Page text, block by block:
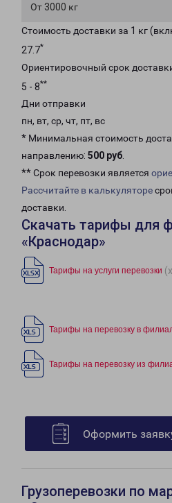
От 3000 кг
Стоимость доставки за 1 кг
27.7*
Ориентировочный срок
5 - 8**
Дни отправки
пн, вт, ср, чт, пт, вс
* Минимальная стоимость
направлению: 500 руб.
** Срок перевозки является
Рассчитайте в калькуляторе
доставки.
Скачать тарифы для
«Краснодар»
Тарифы на услуги перевозки
Тарифы на перевозку в
Тарифы на перевозку из
Оформить
Грузоперевозки по